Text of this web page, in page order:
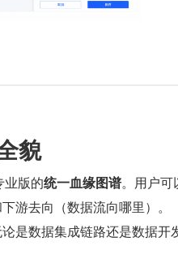
貌
业版的统一血缘图谱。用户可
游去向（数据流向哪里）。
是数据集成链路还是数据开